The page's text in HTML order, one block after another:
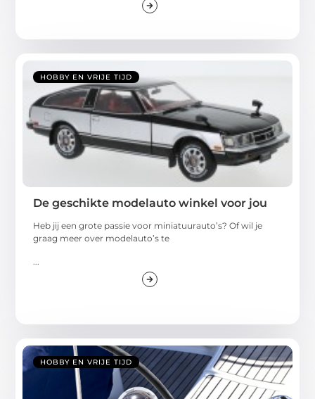
HOBBY EN VRIJE TIJD
De geschikte modelauto winkel voor jou
Heb jij een grote passie voor miniatuurauto’s? Of wil je
graag meer over modelauto’s te
HOBBY EN VRIJE TIJD